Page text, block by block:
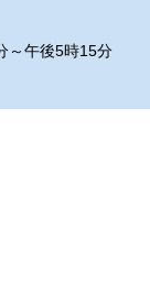
～午後5時15分